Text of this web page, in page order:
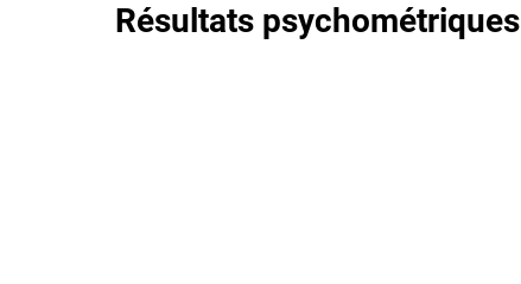
Résultats psychométriques